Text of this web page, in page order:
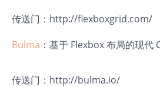
传送门： http://flexboxgrid.com/
Bulma ：基于 Flexbox 布局的现代
传送门： http://bulma.io/